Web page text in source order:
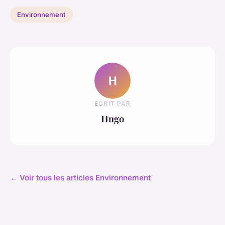
Environnement
H
ECRIT PAR
Hugo
← Voir tous les articles Environnement